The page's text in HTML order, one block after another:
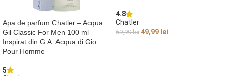
Apa de parfum Chatler – Acqua
Gil Classic For Men 100 ml –
Inspirat din G.A. Acqua di Gio
Pour Homme
5
4.8
Chatler
69,99lei 49,99 lei